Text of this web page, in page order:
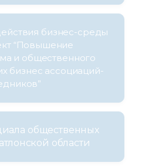
бизнес-среды
“Повышение
и общественного
бизнес ассоциаций-
общественных
области